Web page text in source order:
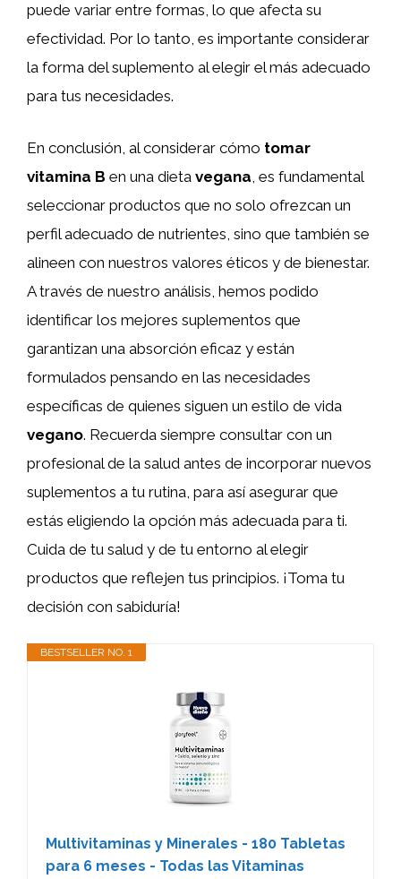
puede variar entre formas, lo que afecta su
efectividad. Por lo tanto, es importante considerar
la forma del suplemento al elegir el más adecuado
para tus necesidades.
En conclusión, al considerar cómo tomar
vitamina B en una dieta vegana , es fundamental
seleccionar productos que no solo ofrezcan un
perfil adecuado de nutrientes, sino que también se
alineen con nuestros valores éticos y de bienestar.
A través de nuestro análisis, hemos podido
identificar los mejores suplementos que
garantizan una absorción eficaz y están
formulados pensando en las necesidades
específicas de quienes siguen un estilo de vida
vegano. Recuerda siempre consultar con un
profesional de la salud antes de incorporar nuevos
suplementos a tu rutina, para así asegurar que
estás eligiendo la opción más adecuada para ti.
Cuida de tu salud y de tu entorno al elegir
productos que reflejen tus principios. ¡Toma tu
decisión con sabiduría!
BESTSELLER NO. 1
Multivitaminas y Minerales - 180 Tabletas
para 6 meses - Todas las Vitaminas